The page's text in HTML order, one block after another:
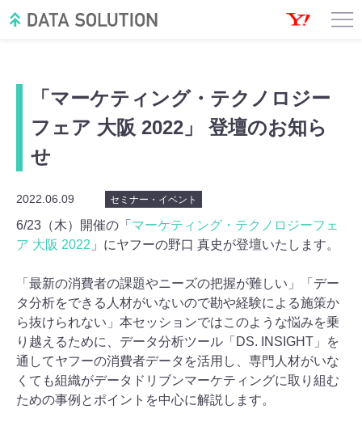
「マーケティング・テクノロジー
フェア 大阪 2022」 登壇のお知ら
せ
2022.06.09 セミナー・イベント
6/23（木）開催の「 マーケティング・テクノロジーフェ
ア 大阪 2022 」にヤフーの野口 真史が登壇いたします。
「最新の消費者の課題やニーズの把握が難しい」「デー
タ分析をできる人材がいないので勘や経験による施策か
ら抜けられない」本セッションではこのような悩みを乗
り越えるために、データ分析ツール「DS. INSIGHT」を
通してヤフーの消費者データを活用し、専門人材がいな
くても組織がデータドリブンマーケティングに取り組む
ための事例とポイントを中心に解説します。